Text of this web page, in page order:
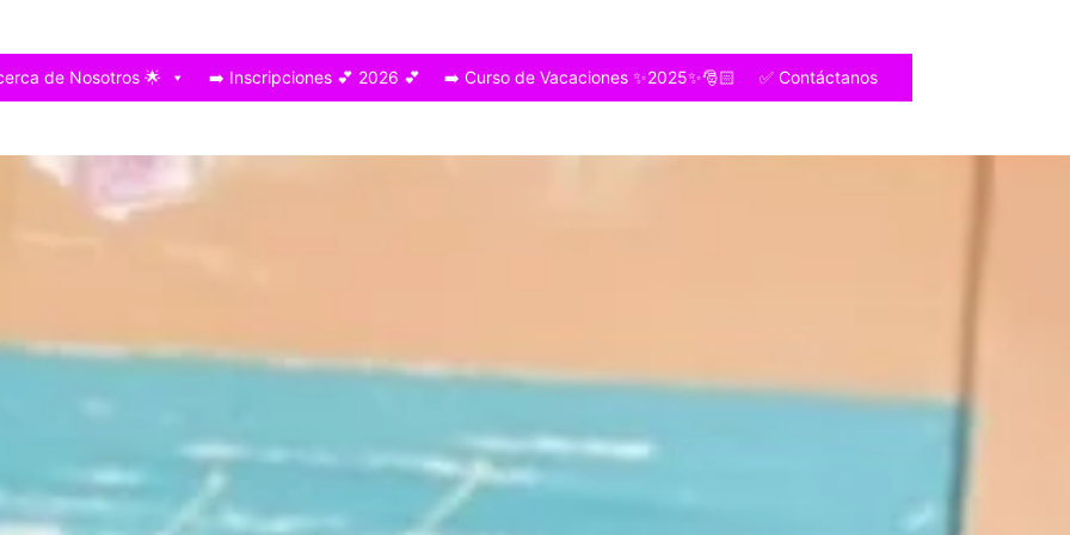
de Nosotros 🌟 ➡️ Inscripciones 💕 2026 💕 ➡️ Curso de Vacaciones ✨2025✨🎅🏻 ✅ Contáctanos